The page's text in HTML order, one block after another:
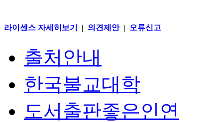
라이센스 자세히보기 | 의견제안| 오류신고
출처안내
한국불교대학
도서출판좋은인연